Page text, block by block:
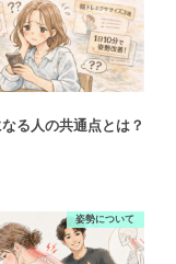
る人の共通点とは？
姿勢について